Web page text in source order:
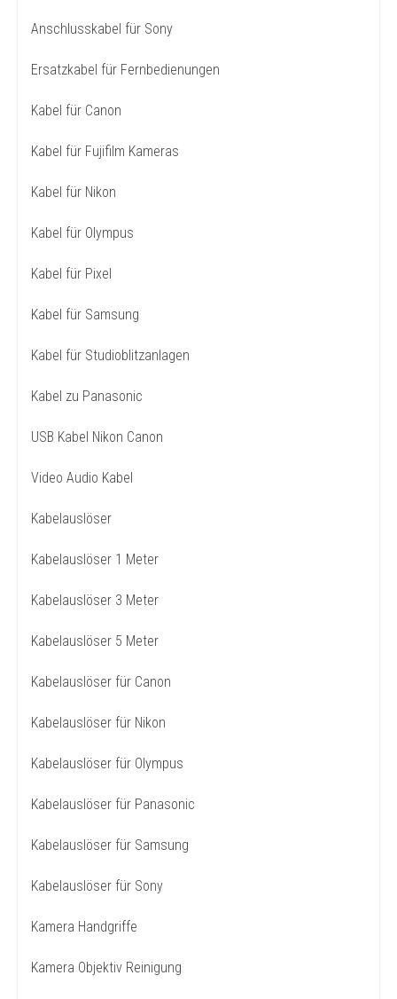
Anschlusskabel für Sony
Ersatzkabel für Fernbedienungen
Kabel für Canon
Kabel für Fujifilm Kameras
Kabel für Nikon
Kabel für Olympus
Kabel für Pixel
Kabel für Samsung
Kabel für Studioblitzanlagen
Kabel zu Panasonic
USB Kabel Nikon Canon
Video Audio Kabel
Kabelauslöser
Kabelauslöser 1 Meter
Kabelauslöser 3 Meter
Kabelauslöser 5 Meter
Kabelauslöser für Canon
Kabelauslöser für Nikon
Kabelauslöser für Olympus
Kabelauslöser für Panasonic
Kabelauslöser für Samsung
Kabelauslöser für Sony
Kamera Handgriffe
Kamera Objektiv Reinigung